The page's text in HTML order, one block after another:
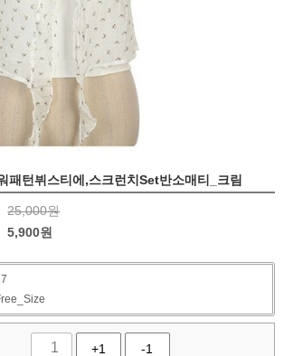
패턴뷔스티에,스크런치Set반소매티_크림
25,000원
5,900원
+1 -1